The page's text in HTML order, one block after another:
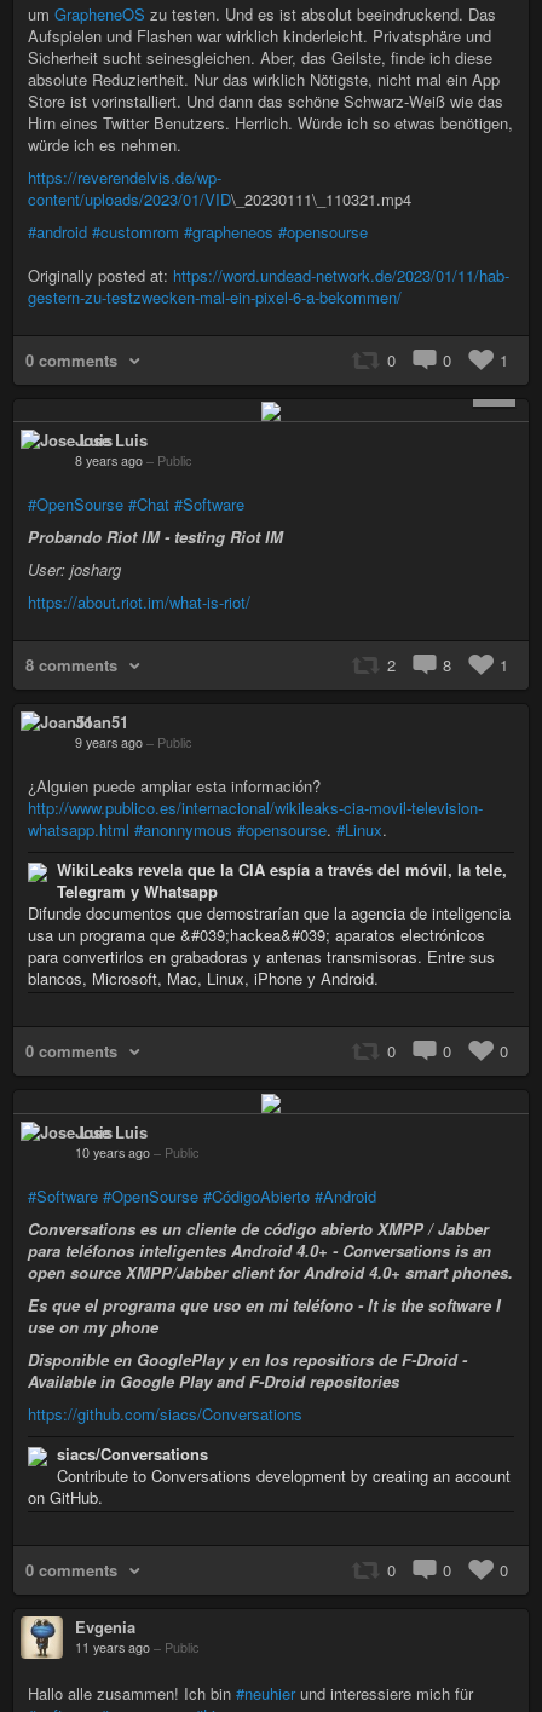
um GrapheneOS zu testen. Und es ist absolut beeindruckend. Das
Aufspielen und Flashen war wirklich kinderleicht. Privatsphäre und
Sicherheit sucht seinesgleichen. Aber, das Geilste, finde ich diese
absolute Reduziertheit. Nur das wirklich Nötigste, nicht mal ein App
Store ist vorinstalliert. Und dann das schöne Schwarz-Weiß wie das
Hirn eines Twitter Benutzers. Herrlich. Würde ich so etwas benötigen,
würde ich es nehmen.
https://reverendelvis.de/wp-
content/uploads/2023/01/VID\_20230111\_110321.mp4
#android #customrom #grapheneos #opensourse
Originally posted at: https://word.undead-network.de/2023/01/11/hab-
gestern-zu-testzwecken-mal-ein-pixel-6-a-bekommen/
0 comments 0 0
1
Jose Luis
8 years ago – Public
#OpenSourse #Chat #Software
Probando Riot IM - testing Riot IM
User: josharg
https://about.riot.im/what-is-riot/
8 comments 2 8 1
Joan51
9 years ago – Public
¿Alguien puede ampliar esta información?
http://www.publico.es/internacional/wikileaks-cia-movil-television-
whatsapp.html #anonnymous #opensourse. #Linux.
WikiLeaks revela que la CIA espía a través del móvil, la tele,
Telegram y Whatsapp
Difunde documentos que demostrarían que la agencia de inteligencia
usa un programa que &#039;hackea&#039; aparatos electrónicos
para convertirlos en grabadoras y antenas transmisoras. Entre sus
blancos, Microsoft, Mac, Linux, iPhone y Android.
0 comments 0 0 0
Jose Luis
10 years ago – Public
#Software #OpenSourse #CódigoAbierto #Android
Conversations es un cliente de código abierto XMPP / Jabber
para teléfonos inteligentes Android 4.0+ - Conversations is an
open source XMPP/Jabber client for Android 4.0+ smart phones.
Es que el programa que uso en mi teléfono - It is the software I
use on my phone
Disponible en GooglePlay y en los repositiors de F-Droid -
Available in Google Play and F-Droid repositories
https://github.com/siacs/Conversations
siacs/Conversations
Contribute to Conversations development by creating an account
on GitHub.
0 comments 0 0 0
Evgenia
11 years ago – Public
Hallo alle zusammen! Ich bin #neuhierund interessiere mich für